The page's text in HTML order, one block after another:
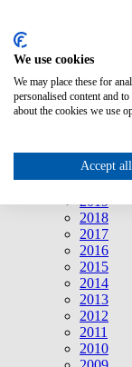
Mitteilungen
2026
2025
2024
2022
2021
2020
2019
2018
2017
2016
2015
2014
2013
2012
2011
2010
We use cookies
We may place these for
personalised content and
about the cookies we use
Accept all